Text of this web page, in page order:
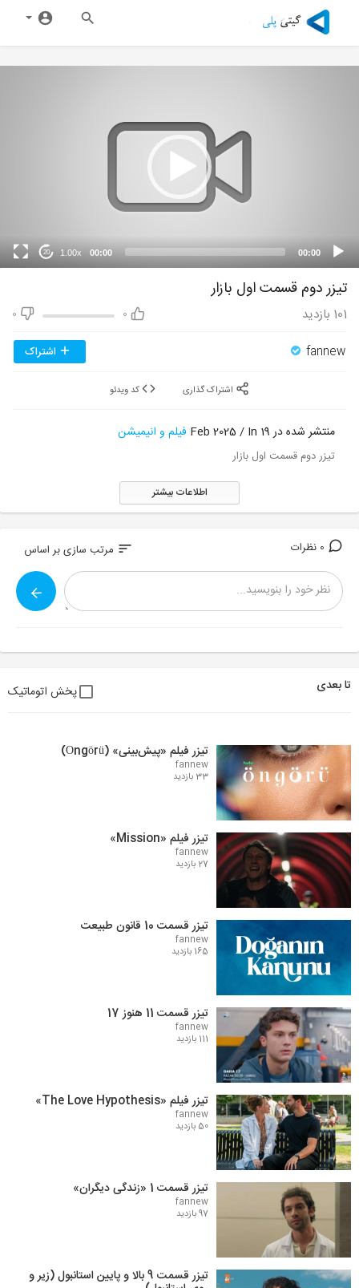
00:00
00:00
1.00x
20
تیزر دوم قسمت اول بازار
0
0 101 بازدید
fannew اشتراک
منتشر شده در 19 Feb 2025 / In فیلم و انیمیشن
تیزر دوم قسمت اول بازار
اطلاعات بیشتر
sort مرتب سازی بر اساس
تا بعدی پخش اتوماتیک
تیزر فیلم «پیش‌بینی» (Öngörü)
fannew
33 بازدید
تیزر فیلم «Mission»
fannew
27 بازدید
تیزر قسمت 10 قانون طبیعت
fannew
165 بازدید
تیزر قسمت 11 هنوز 17
fannew
111 بازدید
تیزر فیلم «The Love Hypothesis»
fannew
50 بازدید
تیزر قسمت 1 «زندگی دیگران»
fannew
97 بازدید
تیزر قسمت 9 بالا و پایین استانبول (زیر و